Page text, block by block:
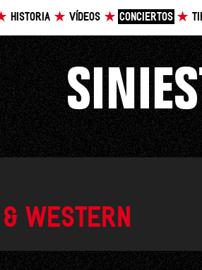
HISTORIA VÍDEOS CONCIERTOS
WESTERN